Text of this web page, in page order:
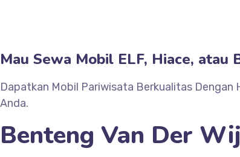
Mau Sewa Mobil ELF, Hiace, atau
Dapatkan Mobil Pariwisata Berkualitas Dengan
Anda.
Benteng Van Der